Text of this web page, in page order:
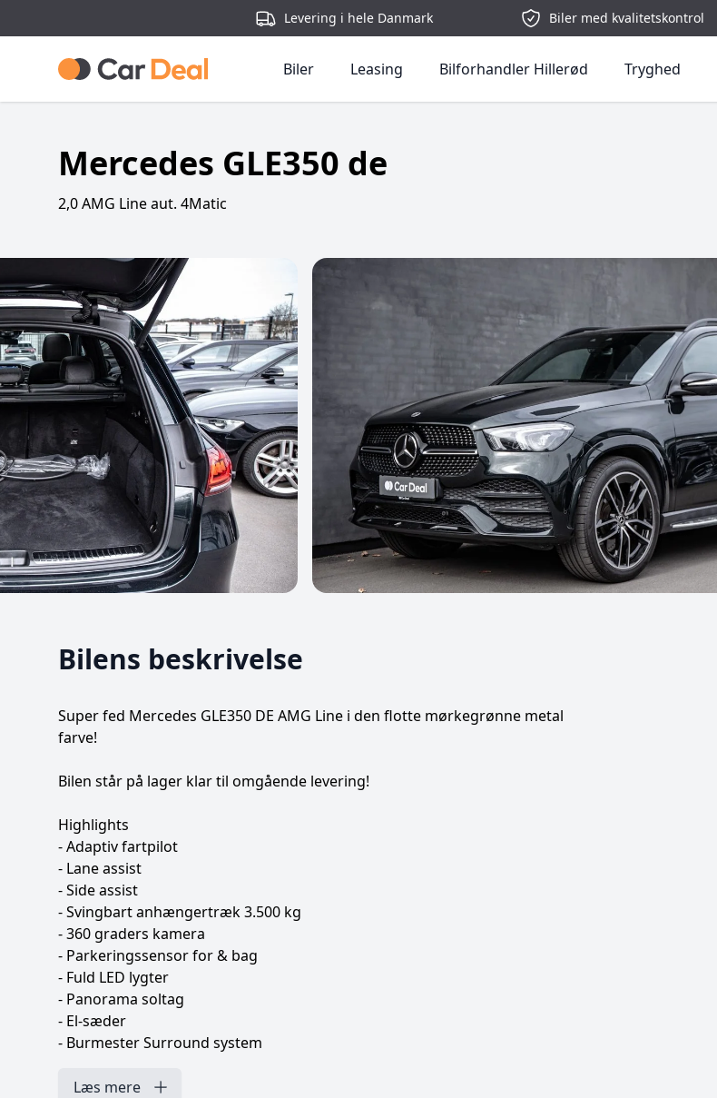
Levering i hele Danmark Biler med kvalitetskontrol
Biler Leasing Bilforhandler Hillerød Tryghed
Mercedes GLE350 de
2,0 AMG Line aut. 4Matic
Bilens beskrivelse
Super fed Mercedes GLE350 DE AMG Line i den flotte mørkegrønne metal
farve!
Bilen står på lager klar til omgående levering!
Highlights
- Adaptiv fartpilot
- Lane assist
- Side assist
- Svingbart anhængertræk 3.500 kg
- 360 graders kamera
- Parkeringssensor for & bag
- Fuld LED lygter
- Panorama soltag
- El-sæder
- Burmester Surround system
- Luftundervogn Airmatic
Læs mere